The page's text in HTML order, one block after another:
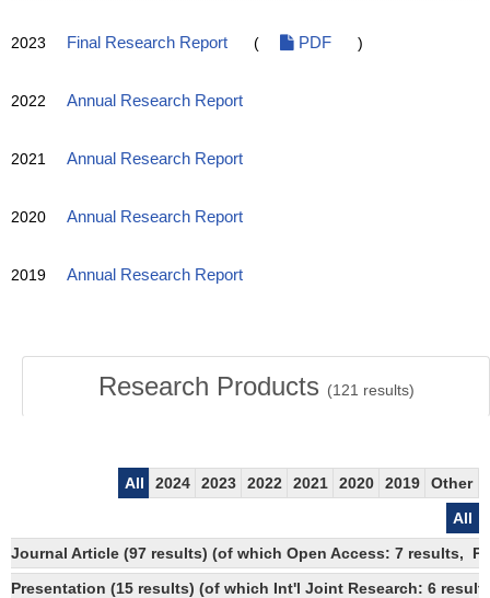
2023 Final Research Report ( PDF )
2022 Annual Research Report
2021 Annual Research Report
2020 Annual Research Report
2019 Annual Research Report
Research Products (121 results)
All 2024 2023 2022 2021 2020 2019
Other
All
Journal Article (97 results) (of which Open Access: 7 results,
Presentation (15 results) (of which Int'l Joint Research: 6